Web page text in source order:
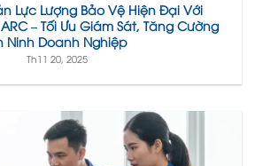
Lực Lượng Bảo Vệ Hiện Đại Với
– Tối Ưu Giám Sát, Tăng Cường
Ninh Doanh Nghiệp
Th11 20, 2025